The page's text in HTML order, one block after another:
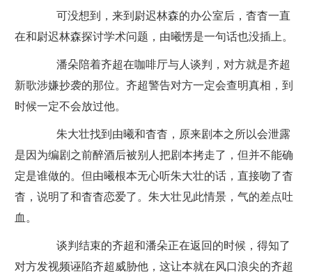
可没想到，来到尉迟林森的办公室后，杳杳一直
在和尉迟林森探讨学术问题，由曦愣是一句话也没插上。
潘朵陪着齐超在咖啡厅与人谈判，对方就是齐超
新歌涉嫌抄袭的那位。齐超警告对方一定会查明真相，到
时候一定不会放过他。
朱大壮找到由曦和杳杳，原来剧本之所以会泄露
是因为编剧之前醉酒后被别人把剧本拷走了，但并不能确
定是谁做的。但由曦根本无心听朱大壮的话，直接吻了杳
杳，说明了和杳杳恋爱了。朱大壮见此情景，气的差点吐
血。
谈判结束的齐超和潘朵正在返回的时候，得知了
对方发视频诬陷齐超威胁他，这让本就在风口浪尖的齐超